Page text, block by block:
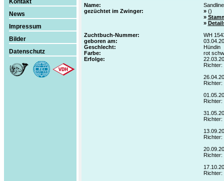
Kontakt
News
Impressum
Bilder
Datenschutz
Name:
gezüchtet im Zwinger:
» ()
»
»
Zuchtbuch-Nummer:
WH
geboren am:
Geschlecht:
Hündin
Farbe:
rot
Erfolge: